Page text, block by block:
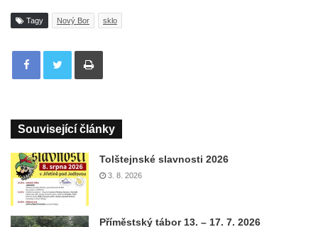
Tagy Nový Bor sklo
Tisknout
Související články
Tolštejnské slavnosti 2026
3. 8. 2026
Příměstský tábor 13. – 17. 7. 2026